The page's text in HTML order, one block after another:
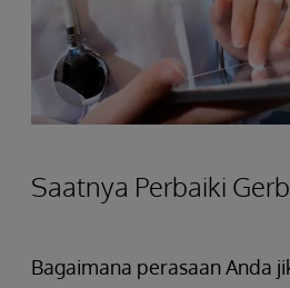
Saatnya Perbaiki
Bagaimana perasaan Anda